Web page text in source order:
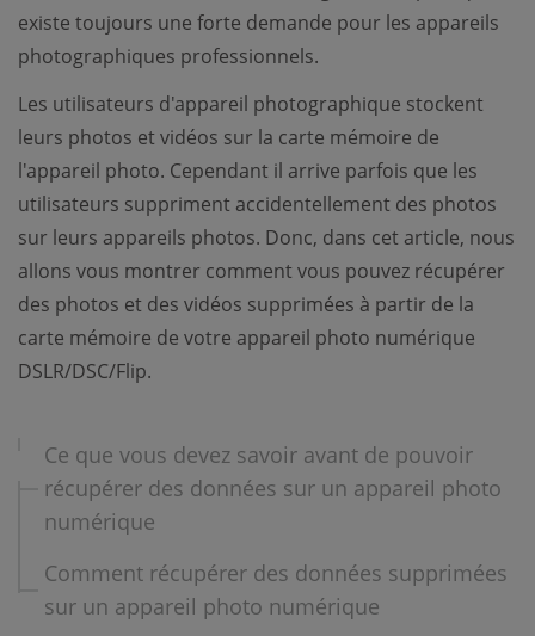
existe toujours une forte demande pour les appareils
photographiques professionnels.
Les utilisateurs d'appareil photographique stockent
leurs photos et vidéos sur la carte mémoire de
l'appareil photo. Cependant il arrive parfois que les
utilisateurs suppriment accidentellement des photos
sur leurs appareils photos. Donc, dans cet article, nous
allons vous montrer comment vous pouvez récupérer
des photos et des vidéos supprimées à partir de la
carte mémoire de votre appareil photo numérique
DSLR/DSC/Flip.
Ce que vous devez savoir avant de pouvoir
récupérer des données sur un appareil photo
numérique
Comment récupérer des données supprimées
sur un appareil photo numérique